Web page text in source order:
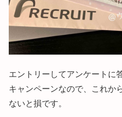
エントリーしてアンケートに
キャンペーンなので、これか
ないと損です。